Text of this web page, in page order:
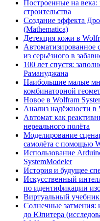
Построенные на
строительства
Создание эффекта
(Mathematica)
Детекция кожи в
Автоматизированное
из серьёзного в
100 лет спустя:
Рамануджана
Наибольшие малые
комбинаторной
Новое в Wolfram
Анализ надёжности в
Автомат как
нереального полёта
Моделирование
самолёта с помощью
Использование
SystemModeler
История и будущее
Искусственный
по идентификации
Виртуальный
Солнечные затмения:
до Юпитера